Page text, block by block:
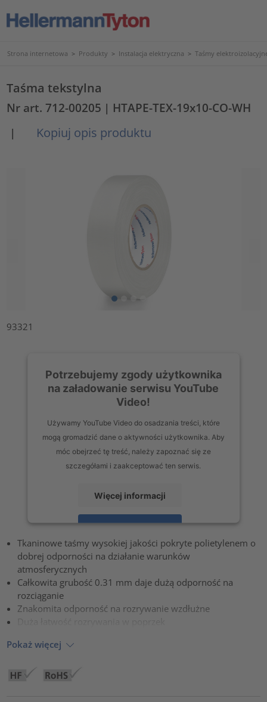
Strona internetowa > Produkty > Instalacja elektryczna > Taśmy
Taśma tekstylna
Nr art. 712-00205 | HTAPE-TEX-19x10-CO-WH
|
Kopiuj opis produktu
93321
Potrzebujemy zgody użytkownika
na załadowanie serwisu YouTube
Video!
Używamy YouTube Video do osadzania treści, które
mogą gromadzić dane o aktywności użytkownika. Aby
móc obejrzeć tę treść, należy zapoznać się ze
szczegółami i zaakceptować ten serwis.
Więcej informacji
Zaakceptuj
powered byUsercentrics Consent Management Platform
Tkaninowe taśmy wysokiej jakości pokryte polietylenem o
dobrej odporności na działanie warunków
atmosferycznych
Całkowita grubość 0.31 mm daje dużą odporność na
rozciąganie
Znakomita odporność na rozrywanie wzdłużne
Pokaż więcej